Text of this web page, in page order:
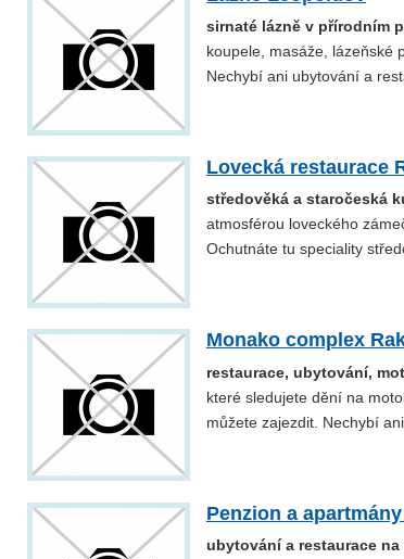
sirnaté lázně v přírodním
koupele, masáže, lázeňské
Nechybí ani ubytování a
Lovecká restaurace
středověká a staročeská
atmosférou loveckého
Ochutnáte tu speciality
Monako complex
restaurace, ubytování,
které sledujete dění na
můžete zajezdit. Nechybí
Penzion a
ubytování a restaurace